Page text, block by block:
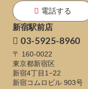
電話する
新宿駅前店
03-5925-8960
〒 160-0022
東京都新宿区
新宿4丁目1−22
新宿コムロビル 903号